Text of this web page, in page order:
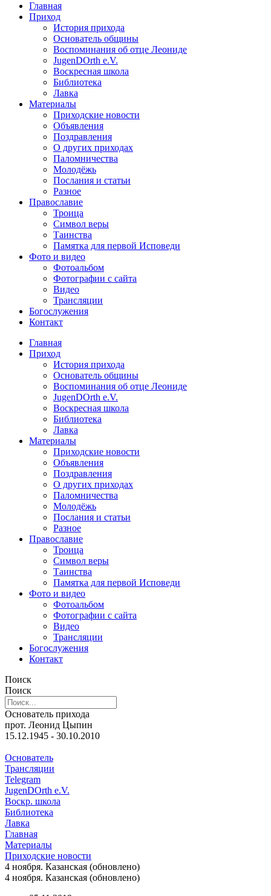
Главная
Приход
История прихода
Основатель общины
Воспоминания об отце Леониде
JugenDOrth e.V.
Воскресная школа
Библиотека
Лавка
Материалы
Приходские новости
Объявления
Поздравления
О других приходах
Паломничества
Молодёжь
Послания и статьи
Разное
Православие
Троица
Символ веры
Таинства
Памятка для первой Исповеди
Фото и видео
Фотоальбом
Фотографии с сайта
Видео
Трансляции
Богослужения
Контакт
Главная
Приход
История прихода
Основатель общины
Воспоминания об отце Леониде
JugenDOrth e.V.
Воскресная школа
Библиотека
Лавка
Материалы
Приходские новости
Объявления
Поздравления
О других приходах
Паломничества
Молодёжь
Послания и статьи
Разное
Православие
Троица
Символ веры
Таинства
Памятка для первой Исповеди
Фото и видео
Фотоальбом
Фотографии с сайта
Видео
Трансляции
Богослужения
Контакт
Поиск
Поиск
Основатель прихода
прот. Леонид Цыпин
15.12.1945 - 30.10.2010
Основатель
Трансляции
Telegram
JugenDOrth e.V.
Воскр. школа
Библиотека
Лавка
Главная
Материалы
Приходские новости
4 ноября. Казанская (обновлено)
4 ноября. Казанская (обновлено)